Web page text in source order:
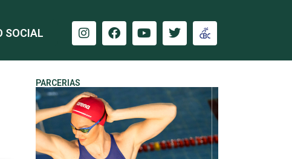
SOCIAL
PARCERIAS